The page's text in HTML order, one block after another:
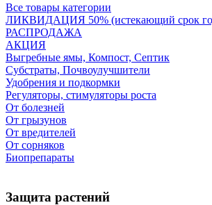
Все товары категории
ЛИКВИДАЦИЯ 50% (истекающий срок
РАСПРОДАЖА
АКЦИЯ
Выгребные ямы, Компост, Септик
Субстраты, Почвоулучшители
Удобрения и подкормки
Регуляторы, стимуляторы роста
От болезней
От грызунов
От вредителей
От сорняков
Биопрепараты
Защита растений